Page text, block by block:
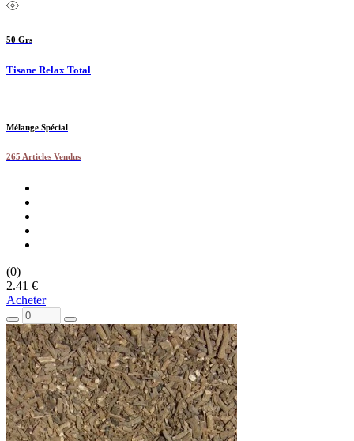
50 Grs
Tisane Relax Total
Mélange Spécial
265 Articles Vendus
(0)
2.41 €
Acheter